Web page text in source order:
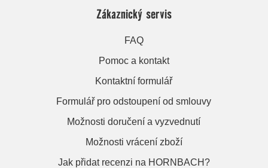
Zákaznický servis
FAQ
Pomoc a kontakt
Kontaktní formulář
Formulář pro odstoupení od smlouvy
Možnosti doručení a vyzvednutí
Možnosti vrácení zboží
Jak přidat recenzi na HORNBACH?